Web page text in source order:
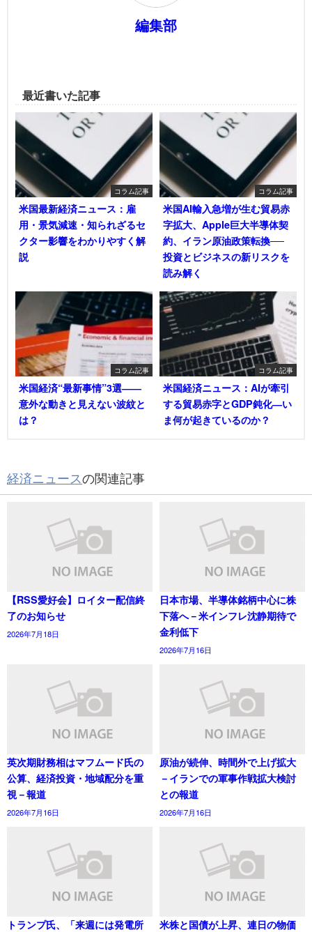
編集部
最近書いた記事
コラム記事
米国最新経済ニュース：雇
用・景気減速・知られざるセ
クター影響をわかりやすく解
説
コラム記事
米国AI輸入急増が生む貿易赤
字拡大、Apple巨大半導体契
約、イラン原油政策転換──
投資とビジネスの新リスクを
読み解く
コラム記事
米国経済“最新事情”3選――
意外な動きと見えない波紋と
は？
コラム記事
米国経済ニュース：AIが牽引
する貿易赤字とGDP鈍化―い
ま何が起きているのか？
経済ニュースの関連記事
【RSS愛好会】ロイター配信終
了のお知らせ
2026年7月18日
日本市場、半導体銘柄中心に株
下落へ－米インフレ沈静期待で
金利低下
2026年7月16日
英次期財務相はマフムード氏の
公算、経済投資・地域配分を重
視－報道
2026年7月16日
原油が続伸、時間外で上げ拡大
－イランでの軍事作戦拡大検討
との報道
2026年7月16日
トランプ氏、「来週には発電所 米株と国債が上昇、連日の物価